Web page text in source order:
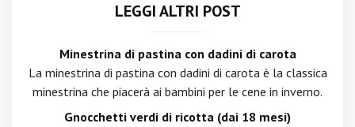
LEGGI ALTRI POST
Minestrina di pastina con dadini di carota
La minestrina di pastina con dadini di carota è la classica
minestrina che piacerà ai bambini per le cene in inverno.
Gnocchetti verdi di ricotta (dai 18 mesi)